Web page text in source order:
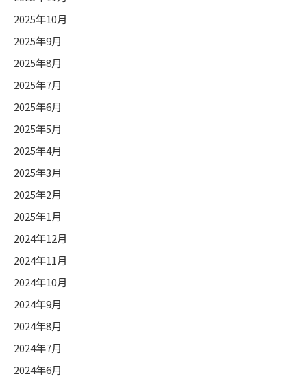
2025年10月
2025年9月
2025年8月
2025年7月
2025年6月
2025年5月
2025年4月
2025年3月
2025年2月
2025年1月
2024年12月
2024年11月
2024年10月
2024年9月
2024年8月
2024年7月
2024年6月